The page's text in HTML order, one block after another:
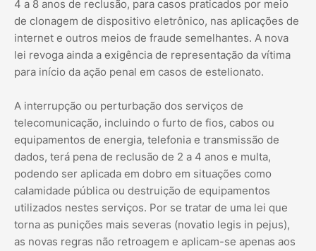
4 a 8 anos de reclusão, para casos praticados por meio
de clonagem de dispositivo eletrônico, nas aplicações de
internet e outros meios de fraude semelhantes. A nova
lei revoga ainda a exigência de representação da vítima
para início da ação penal em casos de estelionato.
A interrupção ou perturbação dos serviços de
telecomunicação, incluindo o furto de fios, cabos ou
equipamentos de energia, telefonia e transmissão de
dados, terá pena de reclusão de 2 a 4 anos e multa,
podendo ser aplicada em dobro em situações como
calamidade pública ou destruição de equipamentos
utilizados nestes serviços. Por se tratar de uma lei que
torna as punições mais severas (novatio legis in pejus),
as novas regras não retroagem e aplicam-se apenas aos